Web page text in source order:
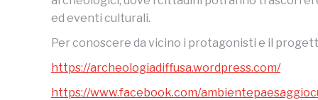
ed eventi culturali.
Per conoscere da vicino i protagonisti e il
https://archeologiadiffusa.wordpress.com/
https://www.facebook.com/